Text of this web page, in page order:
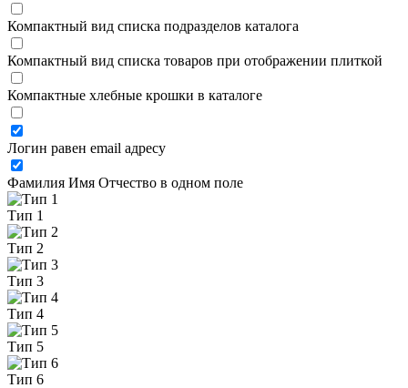
Компактный вид списка подразделов каталога
Компактный вид списка товаров при отображении плиткой
Компактные хлебные крошки в каталоге
Логин равен email адресу
Фамилия Имя Отчество в одном поле
Тип 1
Тип 2
Тип 3
Тип 4
Тип 5
Тип 6